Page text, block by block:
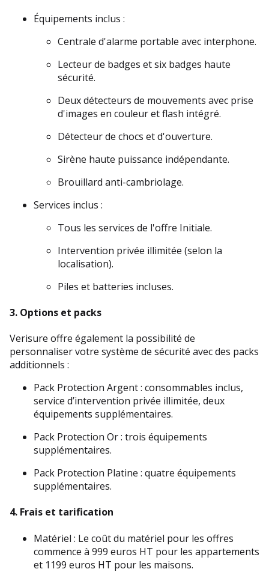
Équipements inclus :
Centrale d'alarme portable avec interphone.
Lecteur de badges et six badges haute
sécurité.
Deux détecteurs de mouvements avec prise
d'images en couleur et flash intégré.
Détecteur de chocs et d'ouverture.
Sirène haute puissance indépendante.
Brouillard anti-cambriolage.
Services inclus :
Tous les services de l'offre Initiale.
Intervention privée illimitée (selon la
localisation).
Piles et batteries incluses.
3. Options et packs
Verisure offre également la possibilité de
personnaliser votre système de sécurité avec des packs
additionnels :
Pack Protection Argent : consommables inclus,
service d’intervention privée illimitée, deux
équipements supplémentaires.
Pack Protection Or : trois équipements
supplémentaires.
Pack Protection Platine : quatre équipements
supplémentaires.
4. Frais et tarification
Matériel : Le coût du matériel pour les offres
commence à 999 euros HT pour les appartements
et 1199 euros HT pour les maisons.